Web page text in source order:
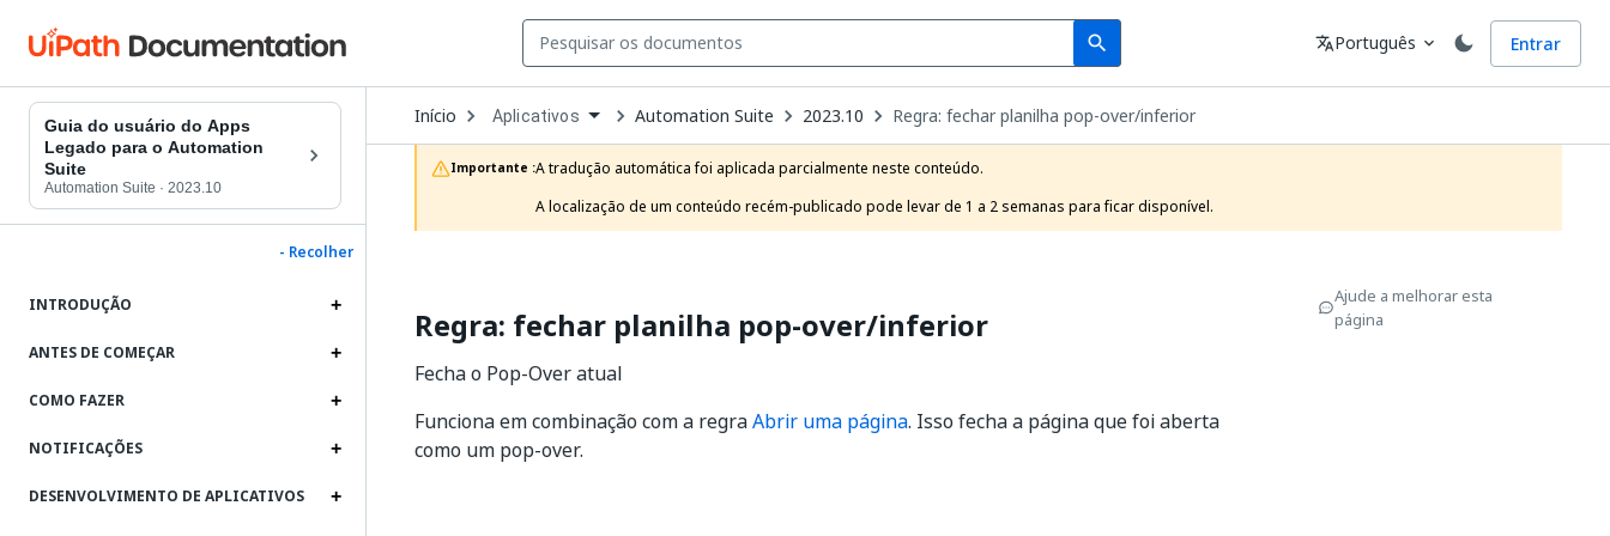
search
Search Idioma
translatePortuguês expand_more Entrar
Guia do usuário do Apps
Legado para o Automation
Suite
Automation Suite · 2023.10
- Recolher
INTRODUÇÃO
ANTES DE COMEÇAR
COMO FAZER
NOTIFICAÇÕES
DESENVOLVIMENTO DE APLICATIVOS
Início Open
Dropdown
to
choose
product
Aplicativos Automation Suite 2023.10 Regra: fechar planilha pop-over/inferior
Importante :A tradução automática foi aplicada parcialmente neste conteúdo.
A localização de um conteúdo recém-publicado pode levar de 1 a 2 semanas para ficar disponível.
Regra: fechar planilha pop-over/inferior
Fecha o Pop-Over atual
Funciona em combinação com a regraAbrir uma página. Isso fecha a página que foi aberta
como um pop-over.
Ajude a melhorar esta
página